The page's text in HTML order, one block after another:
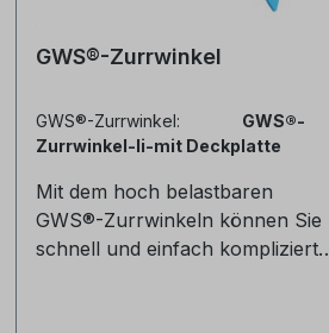
GWS®-Zurrwinkel
GWS®-Zurrwinkel: GWS®-
Zurrwinkel-li-mit Deckplatte
Mit dem hoch belastbaren
GWS®-Zurrwinkeln können Sie
schnell und einfach komplizierte